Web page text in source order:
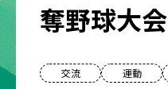
奪野球大会
交流 運動